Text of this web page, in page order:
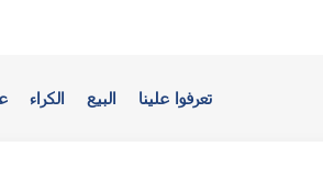
تعرفوا علينا البيع الكراء